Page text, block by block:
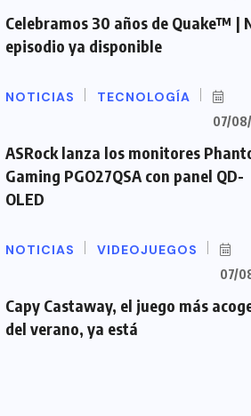
Celebramos 30 años de Quake™ |
episodio ya disponible
NOTICIAS TECNOLOGÍA
07/
ASRock lanza los monitores
Gaming PGO27QSA con panel QD-
OLED
NOTICIAS VIDEOJUEGOS
07/
Capy Castaway, el juego más
del verano, ya está